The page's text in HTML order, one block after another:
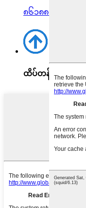
၈၆၁၈၈၈၀၄၇၇၉၀၂
ထိပ်တန်း